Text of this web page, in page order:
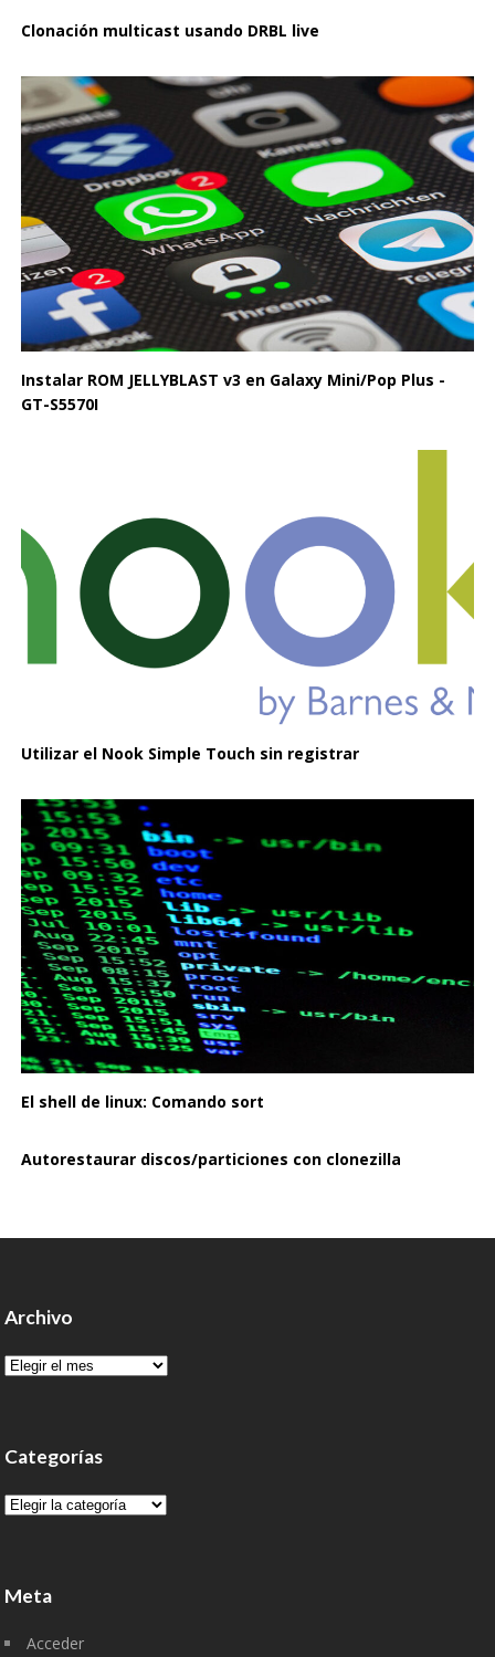
Clonación multicast usando DRBL live
Instalar ROM JELLYBLAST v3 en Galaxy Mini/Pop Plus -
GT-S5570I
Utilizar el Nook Simple Touch sin registrar
El shell de linux: Comando sort
Autorestaurar discos/particiones con clonezilla
Archivo
Archivo
Categorías
Categorías
Meta
Acceder